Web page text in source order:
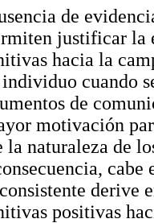
de
justificar la
hacia la
cuando
de
motivación
la naturaleza de
cabe
derive
positivas